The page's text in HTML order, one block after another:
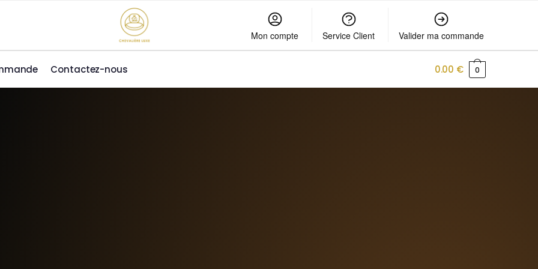
Mon compte Service Client Valider ma commande
Contactez-nous 0.00 € 0